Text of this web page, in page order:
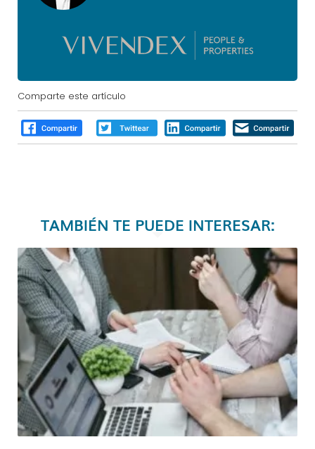
Comparte este artículo
TAMBIÉN TE PUEDE INTERESAR: